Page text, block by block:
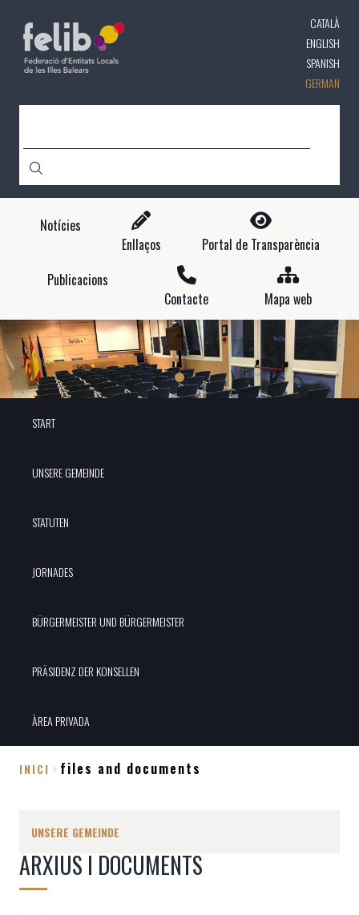
CATALÀ
ENGLISH
SPANISH
GERMAN
Notícies
Enllaços
Portal de Transparència
Publicacions
Contacte
Mapa web
START
UNSERE GEMEINDE
STATUTEN
JORNADES
BÜRGERMEISTER UND BÜRGERMEISTER
PRÄSIDENZ DER KONSELLEN
ÀREA PRIVADA
INICI files and documents
UNSERE GEMEINDE
ARXIUS I DOCUMENTS